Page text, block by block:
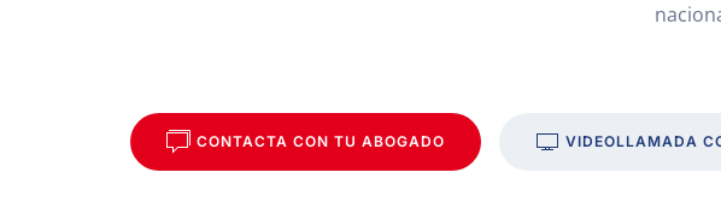
CONTACTA CON TU ABOGADO VIDEOLLAMADA